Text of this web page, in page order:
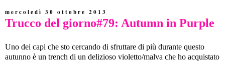
mercoledì 30 ottobre 2013
Trucco del giorno#79: Autumn in Purple
Uno dei capi che sto cercando di sfruttare di più durante questo
autunno è un trench di un delizioso violetto/malva che ho acquistato